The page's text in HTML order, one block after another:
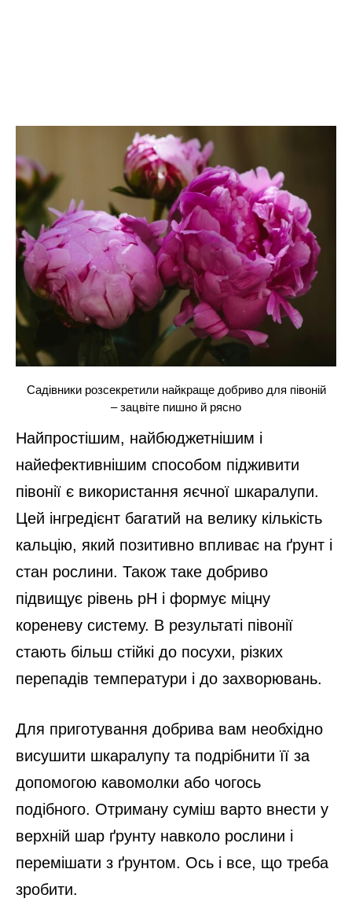
Садівники розсекретили найкраще добриво для півоній
– зацвіте пишно й рясно
Найпростішим, найбюджетнішим і
найефективнішим способом підживити
півонії є використання яєчної шкаралупи.
Цей інгредієнт багатий на велику кількість
кальцію, який позитивно впливає на ґрунт і
стан рослини. Також таке добриво
підвищує рівень pH і формує міцну
кореневу систему. В результаті півонії
стають більш стійкі до посухи, різких
перепадів температури і до захворювань.
Для приготування добрива вам необхідно
висушити шкаралупу та подрібнити її за
допомогою кавомолки або чогось
подібного. Отриману суміш варто внести у
верхній шар ґрунту навколо рослини і
перемішати з ґрунтом. Ось і все, що треба
зробити.